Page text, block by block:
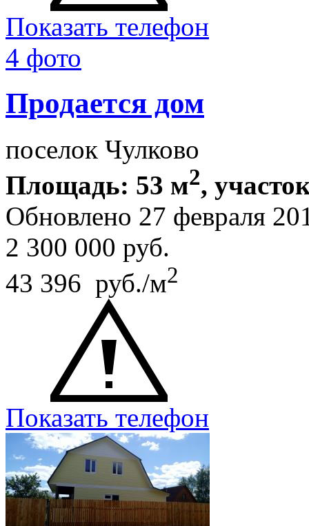
Показать телефон
4 фото
Продается дом
поселок Чулково
Площадь: 53 м2,
Обновлено 27 февраля
2 300 000 руб.
43 396 руб./м2
Показать телефон